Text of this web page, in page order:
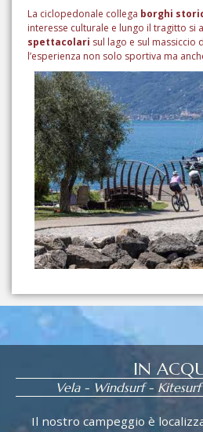
La ciclopedonale collega borghi
interesse culturale e lungo il tragitto si
spettacolari sul lago e sul massiccio
l’esperienza non solo sportiva ma
IN
Vela - Windsurf -
Il nostro campeggio è